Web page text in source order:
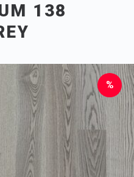
138